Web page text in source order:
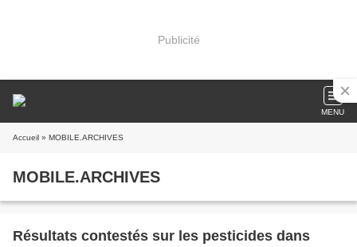
Publicité
MENU
Accueil » MOBILE.ARCHIVES
MOBILE.ARCHIVES
Résultats contestés sur les pesticides dans